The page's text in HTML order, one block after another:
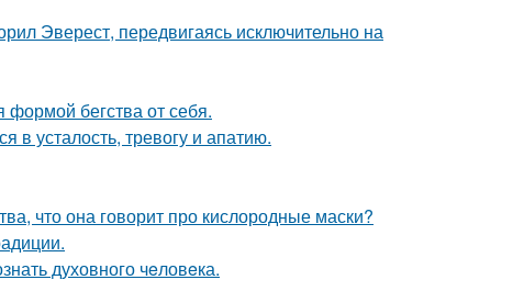
Эверест, передвигаясь исключительно на
формой бегства от себя.
в усталость, тревогу и апатию.
что она говорит про кислородные маски?
духовного чeловeка.